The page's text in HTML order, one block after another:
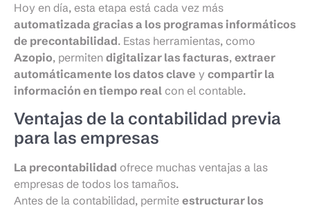
Hoy en día, esta etapa está cada vez más
automatizada gracias a los programas informáticos
de precontabilidad. Estas herramientas, como
Azopio, permiten digitalizar las facturas, extraer
automáticamente los datos clave y compartir la
información en tiempo real con el contable.
Ventajas de la contabilidad previa
para las empresas
La precontabilidad ofrece muchas ventajas a las
empresas de todos los tamaños.
Antes de la contabilidad, permite estructurar los